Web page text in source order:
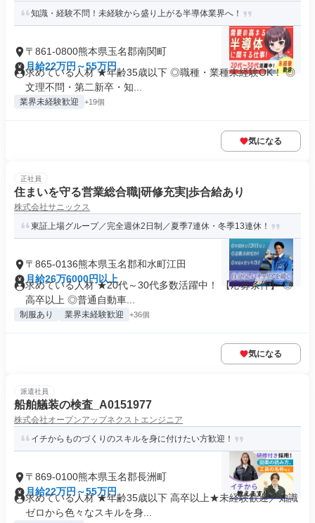
知識・経験不問！未経験から盛り上がる半導体業界へ！
〒861-0800熊本県玉名郡南関町
月給22万円～55万円
求めている人材 ★年齢35歳以下 ◎職種・業種未経験OK！ ◎
文理不問・第二新卒・知...
業界未経験歓迎 +19個
気になる
正社員
住まいを守る営業総合職|研修充実|歩合給あり
株式会社サニックス
東証上場グループ／完全週休2日制／夏季7連休・冬季13連休！
〒865-0136熊本県玉名郡和水町江田
月給26万6000円以上
求めている人材 ★20代～30代多数活躍中！ 【応募条件】 ◎
高卒以上 ◎普通自動車...
制服あり 業界未経験歓迎 +36個
気になる
派遣社員
船舶艤装の検査_A0151977
株式会社オープンアップネクストエンジニア
イチからものづくりのスキルを身に付けたい方歓迎！
〒869-0100熊本県玉名郡長洲町
月給22万円～55万円
求めている人材 ★年齢35歳以下 高卒以上★未経験歓迎／知識
ゼロから色々なスキルを身...